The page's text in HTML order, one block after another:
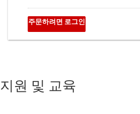
지원 및 교육